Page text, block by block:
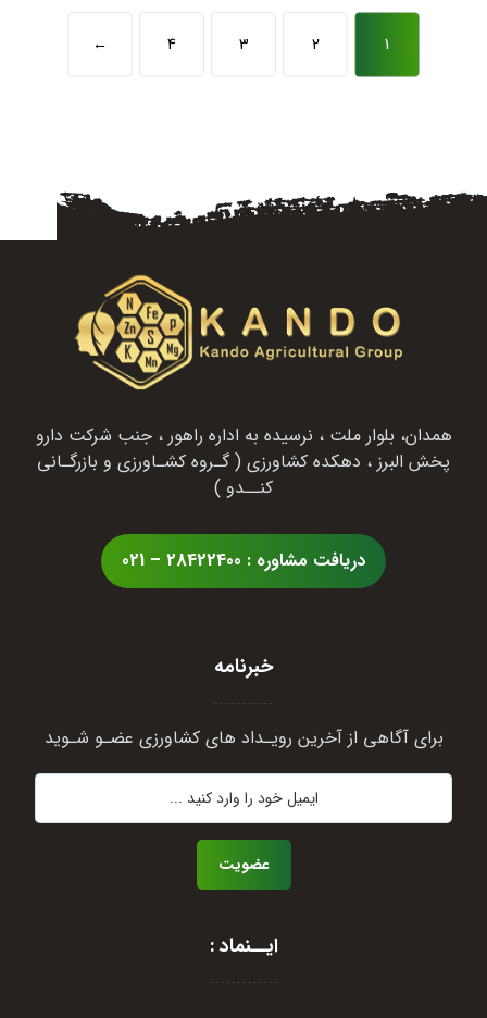
1
2
3
4
←
همدان، بلوار ملت ، نرسیده به اداره راهور ، جنب شرکت دارو
پخش البرز ، دهکده کشاورزی ( گـروه کشـاورزی و بازرگـانی
کنــدو )
دریافت مشاوره : 28422400 – 021
خبرنامه
برای آگاهی از آخرین رویـداد های کشاورزی عضـو شـوید
عضویت
ایــنماد :